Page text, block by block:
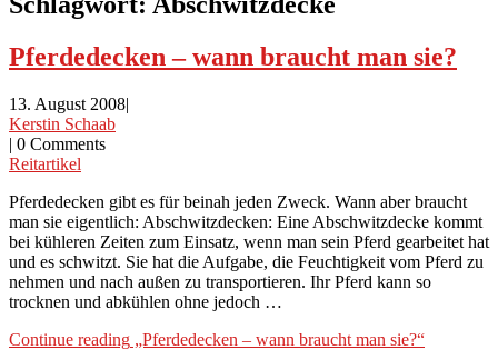
Pferdedecken – wann braucht man sie?
13. August 2008|
Kerstin Schaab
| 0 Comments
Reitartikel
Pferdedecken gibt es für beinah jeden Zweck. Wann aber braucht
man sie eigentlich: Abschwitzdecken: Eine Abschwitzdecke kommt
bei kühleren Zeiten zum Einsatz, wenn man sein Pferd gearbeitet hat
und es schwitzt. Sie hat die Aufgabe, die Feuchtigkeit vom Pferd zu
nehmen und nach außen zu transportieren. Ihr Pferd kann so
trocknen und abkühlen ohne jedoch …
Continue reading „Pferdedecken – wann braucht man sie?“